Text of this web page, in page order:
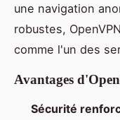
une navigation
robustes,
comme l'un des
Avantages
Sécurité